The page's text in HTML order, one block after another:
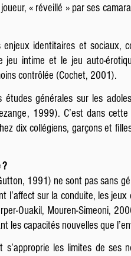
« réveillé » par ses
identitaires et sociaux,
intime et le jeu auto-
contrôlée (Cochet, 2001).
générales sur les
1999). C’est dans
dix collégiens, garçons et
?
1991) ne sont pas sans
sur la conduite, les
Ouakil, Mouren-Simeoni,
les capacités nouvelles que
s’approprie les limites de ses